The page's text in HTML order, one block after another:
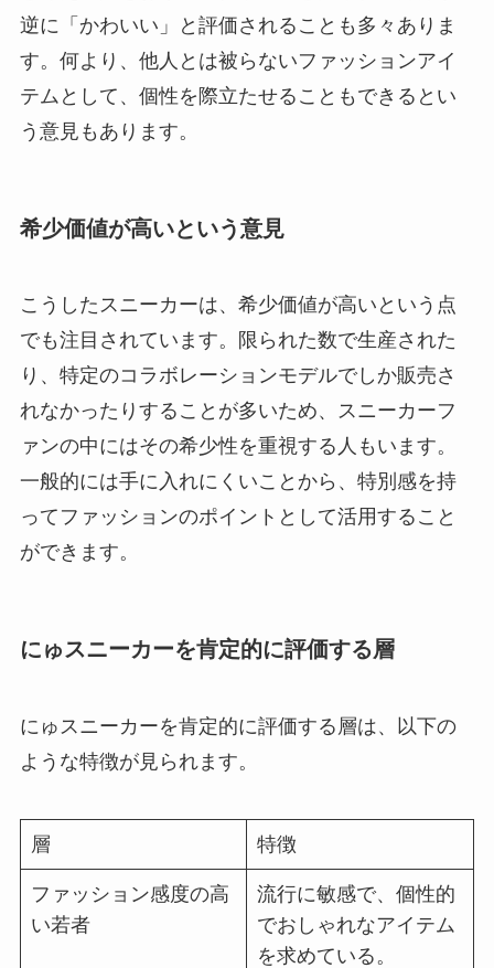
逆に「かわいい」と評価されることも多々ありま
す。何より、他人とは被らないファッションアイ
テムとして、個性を際立たせることもできるとい
う意見もあります。
希少価値が高いという意見
こうしたスニーカーは、希少価値が高いという点
でも注目されています。限られた数で生産された
り、特定のコラボレーションモデルでしか販売さ
れなかったりすることが多いため、スニーカーフ
ァンの中にはその希少性を重視する人もいます。
一般的には手に入れにくいことから、特別感を持
ってファッションのポイントとして活用すること
ができます。
にゅスニーカーを肯定的に評価する層
にゅスニーカーを肯定的に評価する層は、以下の
ような特徴が見られます。
層 特徴
ファッション感度の高
い若者
流行に敏感で、個性的
でおしゃれなアイテム
を求めている。